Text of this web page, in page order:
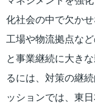
化社会の中で欠か
工場や物流拠点な
と事業継続に大き
るには、対策の継
ッションでは、東